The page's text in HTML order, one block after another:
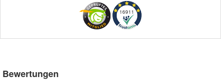
16911
Bewertungen